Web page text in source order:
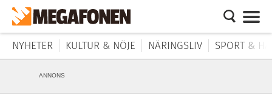
NYHETER KULTUR & NÖJE NÄRINGSLIV SPORT &
ANNONS